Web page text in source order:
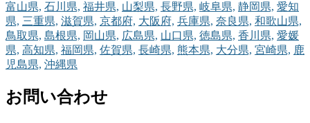
富山県, 石川県, 福井県, 山梨県, 長野県, 岐阜県, 静岡県, 愛知
県, 三重県, 滋賀県, 京都府, 大阪府, 兵庫県, 奈良県, 和歌山県,
鳥取県, 島根県, 岡山県, 広島県, 山口県, 徳島県, 香川県, 愛媛
県, 高知県, 福岡県, 佐賀県, 長崎県, 熊本県, 大分県, 宮崎県, 鹿
児島県, 沖縄県
お問い合わせ